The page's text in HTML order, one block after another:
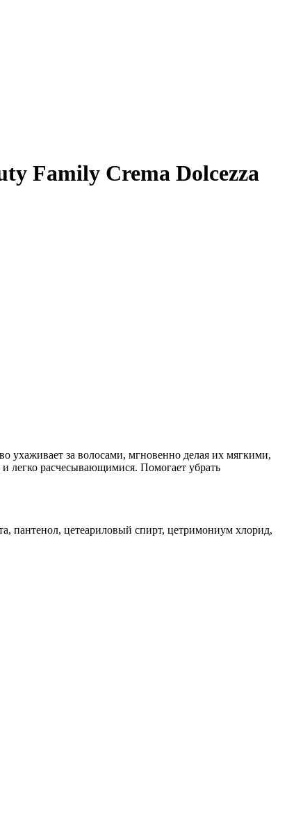
Family Crema Dolcezza
ухаживает за волосами, мгновенно делая их мягкими,
легко расчесывающимися. Помогает убрать
пантенол, цетеариловый спирт, цетримониум хлорид,